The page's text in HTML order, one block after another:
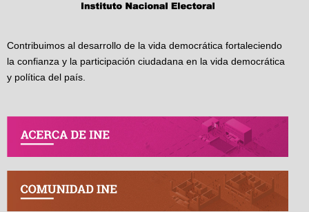
Contribuimos al desarrollo de la vida democrática fortaleciendo
la confianza y la participación ciudadana en la vida democrática
y política del país.